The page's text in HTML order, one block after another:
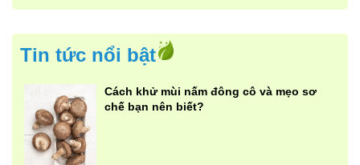
Tin tức nổi bật
Cách khử mùi nấm đông cô và mẹo sơ
chế bạn nên biết?